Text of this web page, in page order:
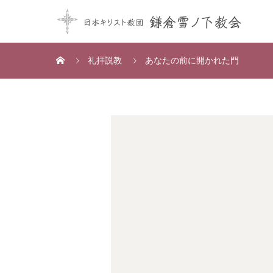
礼拝説教 あなたの前に開かれた門